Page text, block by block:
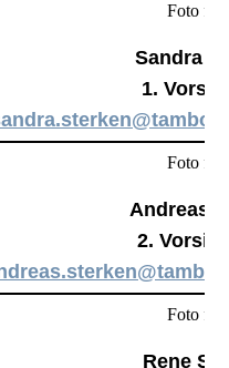
Foto
Sandra
1.
Foto
Andreas
2.
Foto
Rene